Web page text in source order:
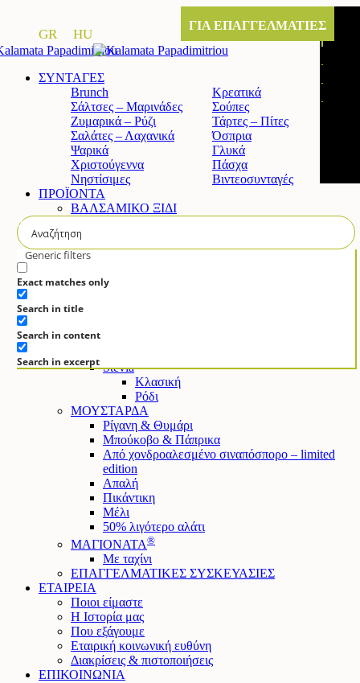
HU
GR
Generic filters
Exact matches only
Search in title
Search in content
Search in excerpt
ΓΙΑ ΕΠΑΓΓΕΛΜΑΤΙΕΣ
ΣΥΝΤΑΓΕΣ
Brunch
Κρεατικά
Σάλτσες – Μαρινάδες
Σούπες
Ζυμαρικά – Ρύζι
Τάρτες – Πίτες
Σαλάτες – Λαχανικά
Όσπρια
Ψαρικά
Γλυκά
Χριστούγεννα
Πάσχα
Νηστίσιμες
Βιντεοσυνταγές
ΠΡΟΪΟΝΤΑ
ΒΑΛΣΑΜΙΚΟ ΞΙΔΙ
Άρτυμα βαλσαμικό ξίδι με μέλι
ΚΡΕΜΑ ΒΑΛΣΑΜΙΚΟΥ
Stevia
Κλασική
Ρόδι
ΜΟΥΣΤΑΡΔΑ
Ρίγανη & Θυμάρι
Μπούκοβο & Πάπρικα
Από χονδροαλεσμένο σιναπόσπορο – limited
edition
Απαλή
Πικάντικη
Μέλι
50% λιγότερο αλάτι
ΜΑΓΙΟΝΑΤΑ®
Mε ταχίνι
ΕΠΑΓΓΕΛΜΑΤΙΚΕΣ ΣΥΣΚΕΥΑΣΙΕΣ
ΕΤΑΙΡΕΙΑ
Ποιοι είμαστε
Η Ιστορία μας
Που εξάγουμε
Εταιρική κοινωνική ευθύνη
Διακρίσεις & πιστοποιήσεις
ΕΠΙΚΟΙΝΩΝΙΑ